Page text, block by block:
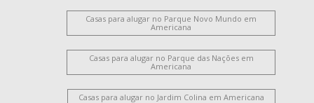
Casas para alugar no Parque Novo Mundo em
Americana
Casas para alugar no Parque das Nações em
Americana
Casas para alugar no Jardim Colina em Americana